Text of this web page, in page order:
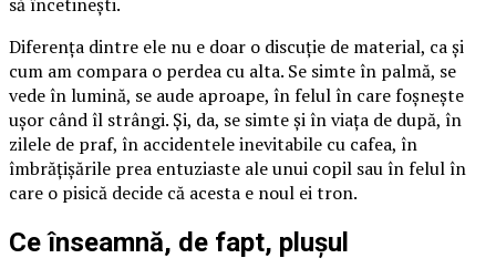
să încetinești.
Diferența dintre ele nu e doar o discuție de material, ca și
cum am compara o perdea cu alta. Se simte în palmă, se
vede în lumină, se aude aproape, în felul în care foșnește
ușor când îl strângi. Și, da, se simte și în viața de după, în
zilele de praf, în accidentele inevitabile cu cafea, în
îmbrățișările prea entuziaste ale unui copil sau în felul în
care o pisică decide că acesta e noul ei tron.
Ce înseamnă, de fapt, plușul